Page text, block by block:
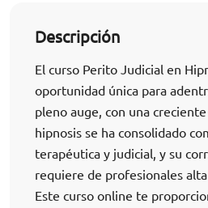
Descripción
El curso Perito Judicial en
oportunidad única para
pleno auge, con una
hipnosis se ha consolidado
terapéutica y judicial, y su
requiere de profesionales
Este curso online te